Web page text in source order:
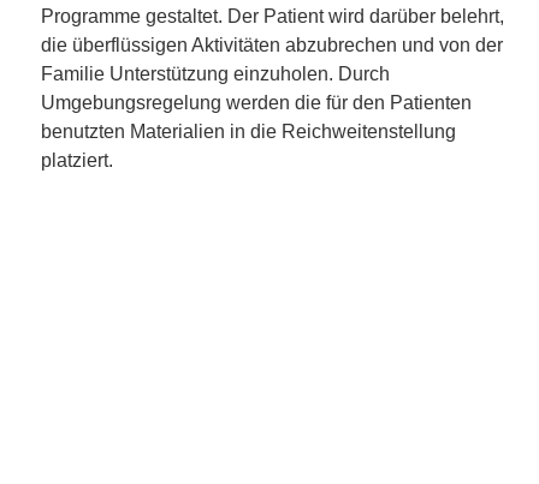
Programme gestaltet. Der Patient wird darüber belehrt,
die überflüssigen Aktivitäten abzubrechen und von der
Familie Unterstützung einzuholen. Durch
Umgebungsregelung werden die für den Patienten
benutzten Materialien in die Reichweitenstellung
platziert.